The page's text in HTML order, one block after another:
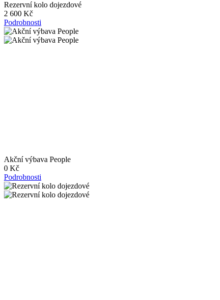
Rezervní kolo dojezdové
2 600 Kč
Podrobnosti
Akční výbava People
0 Kč
Podrobnosti